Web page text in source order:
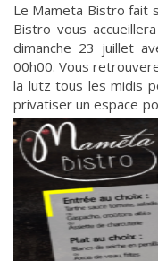
Le Mameta Bistro fait
Bistro vous
dimanche 23 juillet
00h00. Vous
la lutz tous les midis
privatiser un espace